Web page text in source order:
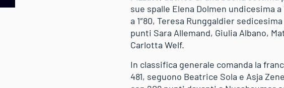
sue spalle Elena Dolmen undicesima
a 1″80, Teresa Runggaldier
punti Sara Allemand, Giulia Albano,
Carlotta Welf.
In classifica generale comanda la
481, seguono Beatrice Sola e Asja